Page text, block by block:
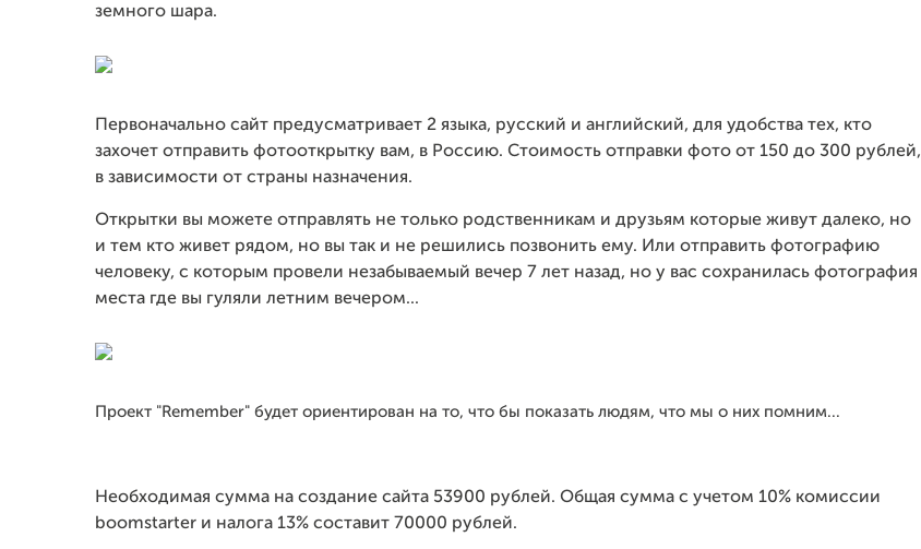
земного шара.
Первоначально сайт предусматривает 2 языка, русский и английский, для удобства тех, кто
захочет отправить фотооткрытку вам, в Россию. Стоимость отправки фото от 150 до 300 рублей,
в зависимости от страны назначения.
Открытки вы можете отправлять не только родственникам и друзьям которые живут далеко, но
и тем кто живет рядом, но вы так и не решились позвонить ему. Или отправить фотографию
человеку, с которым провели незабываемый вечер 7 лет назад, но у вас сохранилась фотография
места где вы гуляли летним вечером...
Проект "Remember" будет ориентирован на то, что бы показать людям, что мы о них помним...
Необходимая сумма на создание сайта 53900 рублей. Общая сумма с учетом 10% комиссии
boomstarter и налога 13% составит 70000 рублей.